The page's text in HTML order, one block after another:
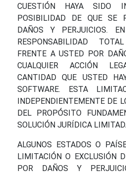
CUESTIÓN HAYA SIDO
POSIBILIDAD DE QUE SE
DAÑOS Y PERJUICIOS.
RESPONSABILIDAD
FRENTE A USTED POR
CUALQUIER ACCIÓN
CANTIDAD QUE USTED
SOFTWARE. ESTA
INDEPENDIENTEMENTE DE
DEL PROPÓSITO
SOLUCIÓN JURÍDICA
ALGUNOS ESTADOS O
LIMITACIÓN O EXCLUSIÓN
POR DAÑOS Y